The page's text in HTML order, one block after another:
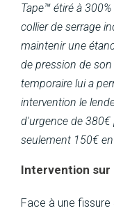
Tape™ étiré à
collier de serrage
maintenir une
de pression de
temporaire lui a
intervention le
d'urgence de
seulement 150€
Intervention sur
Face à une fissure